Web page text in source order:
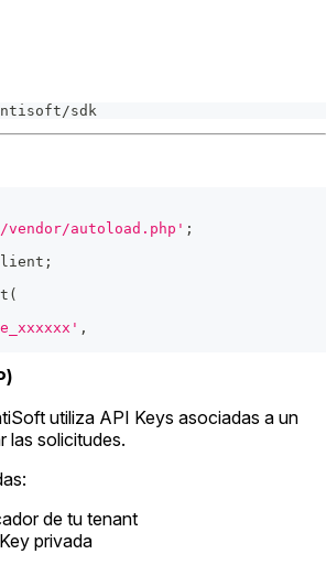
sdk
vendor/autoload.php' ;
;
(
,
utiliza API Keys asociadas a un
las solicitudes.
de tu tenant
privada